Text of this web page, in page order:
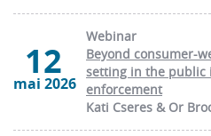
12
mai 2026
Webinar
Beyond consumer-
setting in the public
enforcement
Kati Cseres & Or